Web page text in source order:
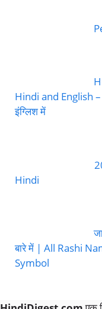
Hindi and English –
इंग्लिश में
Hindi
बारे में | All Rashi
Symbol